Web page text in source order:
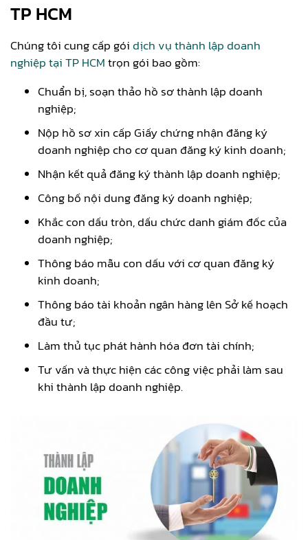
TP HCM
Chúng tôi cung cấp góidịch vụ thành lập doanh
nghiệp tại TP HCMtrọn gói bao gồm:
Chuẩn bị, soạn thảo hồ sơ thành lập doanh
nghiệp;
Nộp hồ sơ xin cấp Giấy chứng nhận đăng ký
doanh nghiệp cho cơ quan đăng ký kinh doanh;
Nhận kết quả đăng ký thành lập doanh nghiệp;
Công bố nội dung đăng ký doanh nghiệp;
Khắc con dấu tròn, dấu chức danh giám đốc của
doanh nghiệp;
Thông báo mẫu con dấu với cơ quan đăng ký
kinh doanh;
Thông báo tài khoản ngân hàng lên Sở kế hoạch
đầu tư;
Làm thủ tục phát hành hóa đơn tài chính;
Tư vấn và thực hiện các công việc phải làm sau
khi thành lập doanh nghiệp.